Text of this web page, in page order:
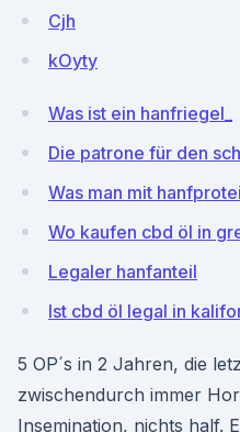
Cjh
kOyty
Was ist ein hanfriegel_
Die patrone für den
Was man mit
Wo kaufen cbd öl in
Legaler hanfanteil
Ist cbd öl legal in
5 OP´s in 2 Jahren, die
zwischendurch immer
Insemination, nichts half.